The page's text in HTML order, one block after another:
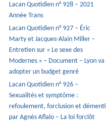
Lacan Quotidien n° 928 – 2021
Année Trans
Lacan Quotidien n° 927 – Éric
Marty et Jacques-Alain Miller –
Entretien sur « Le sexe des
Modernes » – Document – Lyon va
adopter un budget genré
Lacan Quotidien n° 926 –
Sexualités et symptôme :
refoulement, forclusion et démenti
par Agnès Aflalo – La loi forclôt